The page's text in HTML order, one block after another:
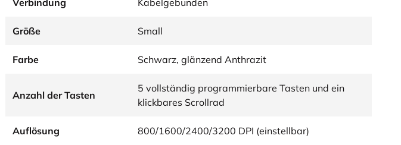
Verbindung Kabelgebunden
Größe Small
Farbe Schwarz, glänzend Anthrazit
Anzahl der Tasten
5 vollständig programmierbare Tasten und ein
klickbares Scrollrad
Auflösung 800/1600/2400/3200 DPI (einstellbar)